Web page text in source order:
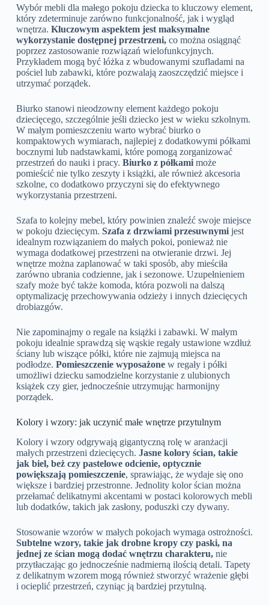
Wybór mebli dla małego pokoju dziecka to kluczowy element,
który zdeterminuje zarówno funkcjonalność, jak i wygląd
wnętrza. Kluczowym aspektem jest maksymalne
wykorzystanie dostępnej przestrzeni,co można osiągnąć
poprzez zastosowanie rozwiązań wielofunkcyjnych.
Przykładem mogą być łóżka z wbudowanymi szufladami na
pościel lub zabawki, które pozwalają zaoszczędzić miejsce i
utrzymać porządek.
Biurko stanowi nieodzowny element każdego pokoju
dziecięcego, szczególnie jeśli dziecko jest w wieku szkolnym.
W małym pomieszczeniu warto wybrać biurko o
kompaktowych wymiarach, najlepiej z dodatkowymi półkami
bocznymi lub nadstawkami, które pomogą zorganizować
przestrzeń do nauki i pracy. Biurko z półkamimoże
pomieścić nie tylko zeszyty i książki, ale również akcesoria
szkolne, co dodatkowo przyczyni się do efektywnego
wykorzystania przestrzeni.
Szafa to kolejny mebel, który powinien znaleźć swoje miejsce
w pokoju dziecięcym. Szafa z drzwiami przesuwnymijest
idealnym rozwiązaniem do małych pokoi, ponieważ nie
wymaga dodatkowej przestrzeni na otwieranie drzwi. Jej
wnętrze można zaplanować w taki sposób, aby mieściła
zarówno ubrania codzienne, jak i sezonowe. Uzupełnieniem
szafy może być także komoda, która pozwoli na dalszą
optymalizację przechowywania odzieży i innych dziecięcych
drobiazgów.
Nie zapominajmy o regale na książki i zabawki. W małym
pokoju idealnie sprawdzą się wąskie regały ustawione wzdłuż
ściany lub wiszące półki, które nie zajmują miejsca na
podłodze. Pomieszczenie wyposażonew regały i półki
umożliwi dziecku samodzielne korzystanie z ulubionych
książek czy gier, jednocześnie utrzymując harmonijny
porządek.
Kolory i wzory: jak uczynić małe wnętrze przytulnym
Kolory i wzory odgrywają gigantyczną rolę w aranżacji
małych przestrzeni dziecięcych. Jasne kolory ścian, takie
jak biel, beż czy pastelowe odcienie, optycznie
powiększają pomieszczenie, sprawiając, że wydaje się ono
większe i bardziej przestronne. Jednolity kolor ścian można
przełamać delikatnymi akcentami w postaci kolorowych mebli
lub dodatków, takich jak zasłony, poduszki czy dywany.
Stosowanie wzorów w małych pokojach wymaga ostrożności.
Subtelne wzory, takie jak drobne kropy czy paski, na
jednej ze ścian mogą dodać wnętrzu charakteru,nie
przytłaczając go jednocześnie nadmierną ilością detali. Tapety
z delikatnym wzorem mogą również stworzyć wrażenie głębi
i ocieplić przestrzeń, czyniąc ją bardziej przytulną.